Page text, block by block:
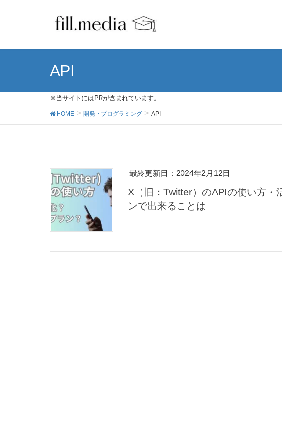
API
※当サイトにはPRが含まれています。
HOME 開発・プログラミング API
最終更新日：2024年2月12日
X（旧：Twitter）のAPIの使い方・
ンで出来ることは